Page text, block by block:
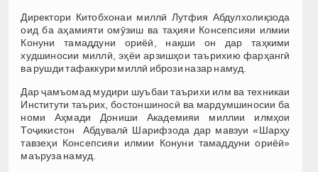
Директори Китобхонаи миллӣ Лутфия Абдулхолиқзода
оид ба аҳамияти омӯзиш ва таҳияи Консепсияи илмии
Конуни тамаддуни ориёӣ, нақши он дар таҳкими
худшиносии миллӣ, эҳёи арзишҳои таърихию фарҳангӣ
ва рушди тафаккури миллӣ ибрози назар намуд.
Дар ҷамъомад мудири шуъбаи таърихи илм ва техникаи
Институти таърих, бостоншиносӣ ва мардумшиносии ба
номи Аҳмади Дониши Академияи миллии илмҳои
Тоҷикистон Абдувалӣ Шарифзода дар мавзуи «Шарҳу
тавзеҳи Консепсияи илмии Конуни тамаддуни ориёӣ»
маъруза намуд.